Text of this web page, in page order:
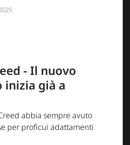
- Il nuovo
già a
abbia sempre avuto
per proficui adattamenti